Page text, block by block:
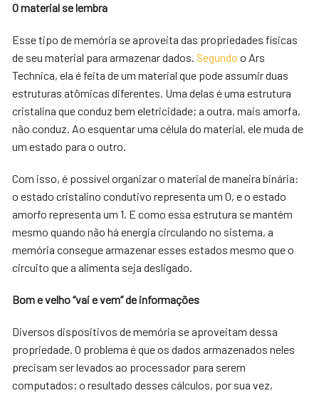
O material se lembra
Esse tipo de memória se aproveita das propriedades físicas
de seu material para armazenar dados. Segundoo Ars
Technica, ela é feita de um material que pode assumir duas
estruturas atômicas diferentes. Uma delas é uma estrutura
cristalina que conduz bem eletricidade; a outra, mais amorfa,
não conduz. Ao esquentar uma célula do material, ele muda de
um estado para o outro.
Com isso, é possível organizar o material de maneira binária:
o estado cristalino condutivo representa um 0, e o estado
amorfo representa um 1. E como essa estrutura se mantém
mesmo quando não há energia circulando no sistema, a
memória consegue armazenar esses estados mesmo que o
circuito que a alimenta seja desligado.
Bom e velho “vai e vem” de informações
Diversos dispositivos de memória se aproveitam dessa
propriedade. O problema é que os dados armazenados neles
precisam ser levados ao processador para serem
computados; o resultado desses cálculos, por sua vez,